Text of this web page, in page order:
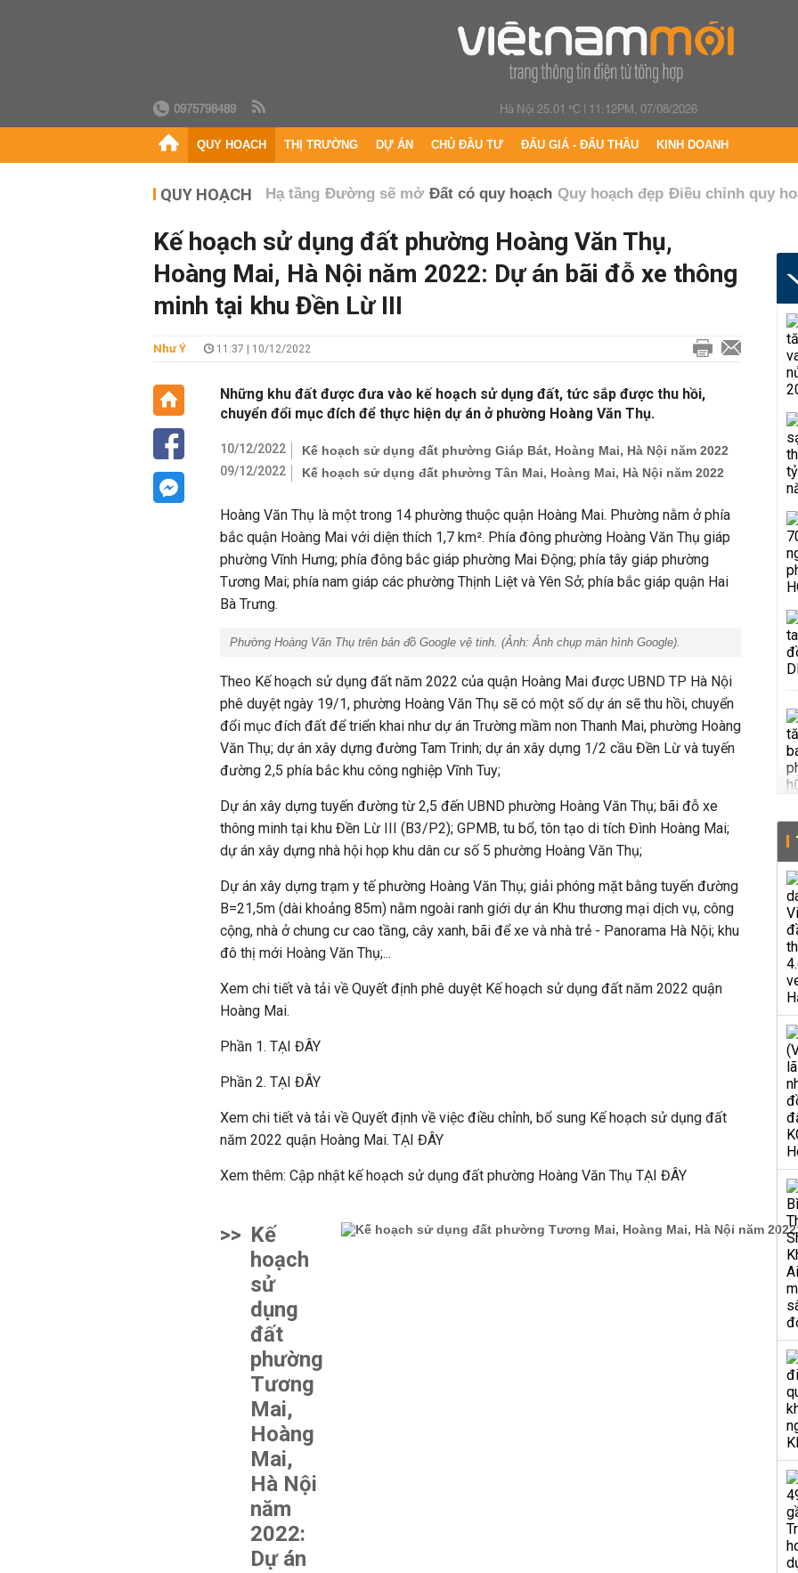
0975798489 Hà Nội 25.01 °C| 11:12PM, 07/08/2026
QUY HOẠCH THỊ TRƯỜNG DỰ ÁN CHỦ ĐẦU TƯ ĐẤU GIÁ - ĐẤU THẦU KINH DOANH
QUY HOẠCH Hạ tầng Đường sẽ mở Đất có quy hoạch Quy hoạch đẹp Điều chỉnh quy
Kế hoạch sử dụng đất phường Hoàng Văn Thụ,
Hoàng Mai, Hà Nội năm 2022: Dự án bãi đỗ xe thông
minh tại khu Đền Lừ III
Như Ý 11:37 | 10/12/2022
Những khu đất được đưa vào kế hoạch sử dụng đất, tức sắp được thu hồi,
chuyển đổi mục đích để thực hiện dự án ở phường Hoàng Văn Thụ.
10/12/2022
Kế hoạch sử dụng đất phường Giáp Bát, Hoàng Mai, Hà Nội năm 2022
09/12/2022
Kế hoạch sử dụng đất phường Tân Mai, Hoàng Mai, Hà Nội năm 2022
Hoàng Văn Thụ là một trong 14 phường thuộc quận Hoàng Mai. Phường nằm ở phía
bắc quận Hoàng Mai với diện thích 1,7 km². Phía đông phường Hoàng Văn Thụ giáp
phường Vĩnh Hưng; phía đông bắc giáp phường Mai Động; phía tây giáp phường
Tương Mai; phía nam giáp các phường Thịnh Liệt và Yên Sở; phía bắc giáp quận Hai
Bà Trưng.
Phường Hoàng Văn Thụ trên bản đồ Google vệ tinh. (Ảnh: Ảnh chụp màn hình Google).
Theo Kế hoạch sử dụng đất năm 2022 của quận Hoàng Mai được UBND TP Hà Nội
phê duyệt ngày 19/1, phường Hoàng Văn Thụ sẽ có một số dự án sẽ thu hồi, chuyển
đổi mục đích đất để triển khai như dự án Trường mầm non Thanh Mai, phường Hoàng
Văn Thụ; dự án xây dựng đường Tam Trinh; dự án xây dựng 1/2 cầu Đền Lừ và tuyến
đường 2,5 phía bắc khu công nghiệp Vĩnh Tuy;
Dự án xây dựng tuyến đường từ 2,5 đến UBND phường Hoàng Văn Thụ; bãi đỗ xe
thông minh tại khu Đền Lừ III (B3/P2); GPMB, tu bổ, tôn tạo di tích Đình Hoàng Mai;
dự án xây dựng nhà hội họp khu dân cư số 5 phường Hoàng Văn Thụ;
Dự án xây dựng trạm y tế phường Hoàng Văn Thụ; giải phóng mặt bằng tuyến đường
B=21,5m (dài khoảng 85m) nằm ngoài ranh giới dự án Khu thương mại dịch vụ, công
cộng, nhà ở chung cư cao tầng, cây xanh, bãi để xe và nhà trẻ - Panorama Hà Nội; khu
đô thị mới Hoàng Văn Thụ;...
Xem chi tiết và tải về Quyết định phê duyệt Kế hoạch sử dụng đất năm 2022 quận
Hoàng Mai.
Phần 1. TẠI ĐÂY
Phần 2. TẠI ĐÂY
Xem chi tiết và tải về Quyết định về việc điều chỉnh, bổ sung Kế hoạch sử dụng đất
năm 2022 quận Hoàng Mai. TẠI ĐÂY
Xem thêm: Cập nhật kế hoạch sử dụng đất phường Hoàng Văn Thụ TẠI ĐÂY
>> Kế
hoạch
sử
dụng
đất
phường
Tương
Mai,
Hoàng
Mai,
Hà Nội
năm
2022:
Dự án